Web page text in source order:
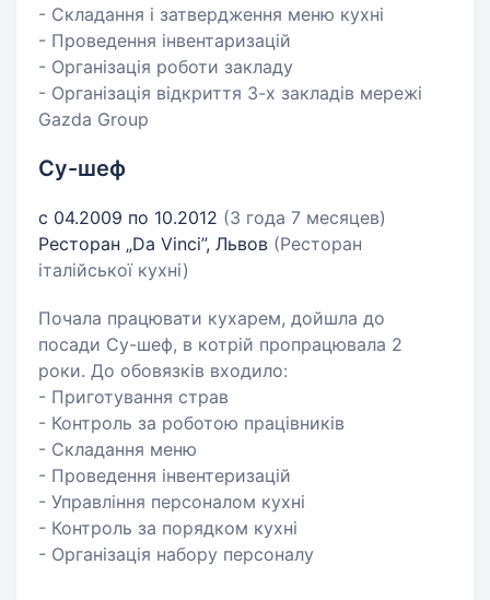
- Складання і затвердження меню кухні
- Проведення інвентаризацій
- Організація роботи закладу
- Організація відкриття 3-х закладів мережі
Gazda Group
Су-шеф
с 04.2009 по 10.2012 (3 года 7 месяцев)
Ресторан „Da Vinci”, Львов (Ресторан
італійської кухні)
Почала працювати кухарем, дойшла до
посади Су-шеф, в котрій пропрацювала 2
роки. До обовязків входило:
- Приготування страв
- Контроль за роботою працівників
- Складання меню
- Проведення інвентеризацій
- Управління персоналом кухні
- Контроль за порядком кухні
- Організація набору персоналу